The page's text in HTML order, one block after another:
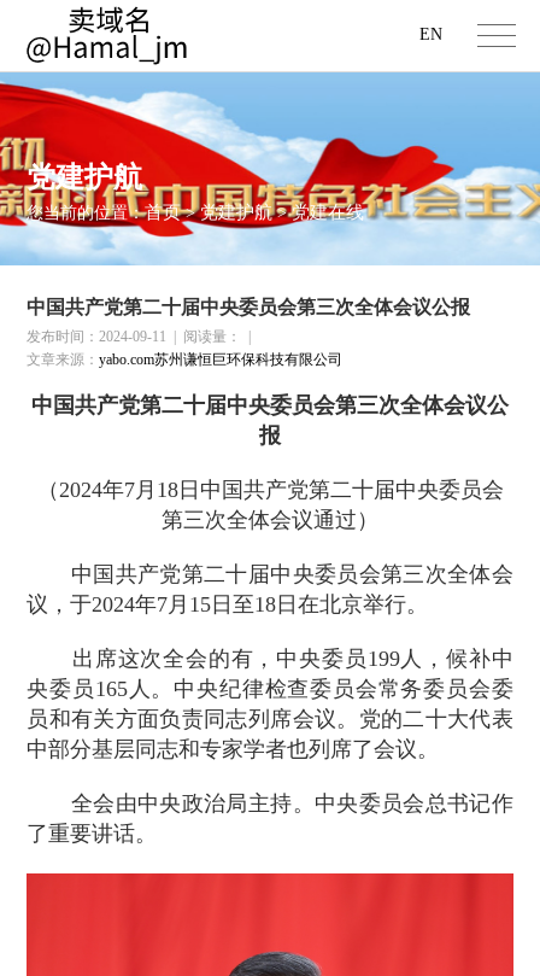
EN
党建护航
您当前的位置：首页>党建护航>党建在线
中国共产党第二十届中央委员会第三次全体会议公报
发布时间：2024-09-11 阅读量：
文章来源：yabo.com苏州谦恒巨环保科技有限公司
中国共产党第二十届中央委员会第三次全体会议公
报
（2024年7月18日中国共产党第二十届中央委员会
第三次全体会议通过）
中国共产党第二十届中央委员会第三次全体会
议，于2024年7月15日至18日在北京举行。
出席这次全会的有，中央委员199人，候补中
央委员165人。中央纪律检查委员会常务委员会委
员和有关方面负责同志列席会议。党的二十大代表
中部分基层同志和专家学者也列席了会议。
全会由中央政治局主持。中央委员会总书记作
了重要讲话。